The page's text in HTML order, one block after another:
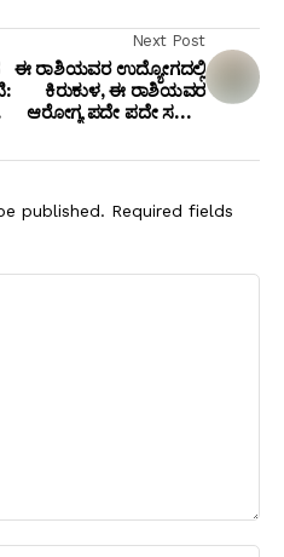
Next Post
ಈ ರಾಶಿಯವರ ಉದ್ಯೋಗದಲ್ಲಿ
ಕಿರುಕುಳ, ಈ ರಾಶಿಯವರ
ಆರೋಗ್ಯ ಪದೇ ಪದೇ ಸಮಸ್ಯೆ
published. Required fields